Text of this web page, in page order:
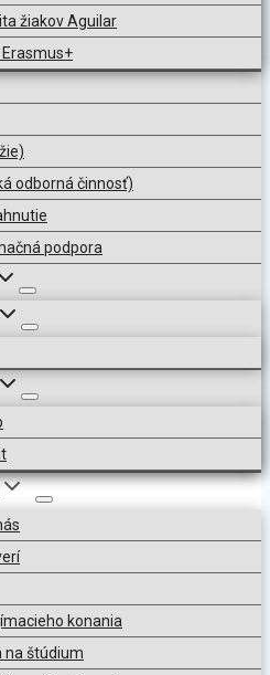
žiakov Aguilar
Erasmus+
odborná činnosť)
podpora
konania
na štúdium